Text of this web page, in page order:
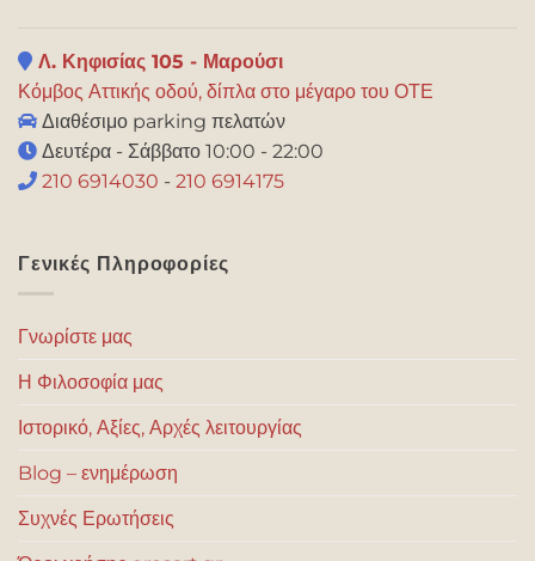
Λ. Κηφισίας 105 - Μαρούσι
Κόμβος Αττικής οδού, δίπλα στο μέγαρο του ΟΤΕ
Διαθέσιμο parking πελατών
Δευτέρα - Σάββατο 10:00 - 22:00
210 6914030 - 210 6914175
Γενικές Πληροφορίες
Γνωρίστε μας
Η Φιλοσοφία μας
Ιστορικό, Αξίες, Αρχές λειτουργίας
Blog – ενημέρωση
Συχνές Ερωτήσεις